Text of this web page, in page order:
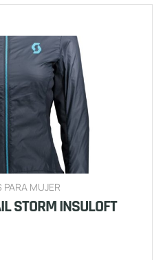
MUJER
STORM INSULOFT